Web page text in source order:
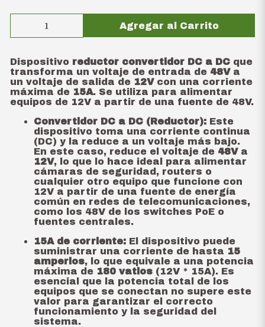
Agregar al Carrito
Dispositivo reductor convertidor DC a DCque
transforma un voltaje de entrada de 48Va
un voltaje de salida de 12Vcon una corriente
máxima de 15A. Se utiliza para alimentar
equipos de 12V a partir de una fuente de 48V.
Convertidor DC a DC (Reductor):Este
dispositivo toma una corriente continua
(DC) y la reduce a un voltaje más bajo.
En este caso, reduce el voltaje de 48Va
12V, lo que lo hace ideal para alimentar
cámaras de seguridad, routers o
cualquier otro equipo que funcione con
12V a partir de una fuente de energía
común en redes de telecomunicaciones,
como los 48V de los switches PoE o
fuentes centrales.
15A de corriente:El dispositivo puede
suministrar una corriente de hasta 15
amperios, lo que equivale a una potencia
máxima de 180 vatios(12V * 15A). Es
esencial que la potencia total de los
equipos que se conectan no supere este
valor para garantizar el correcto
funcionamiento y la seguridad del
sistema.